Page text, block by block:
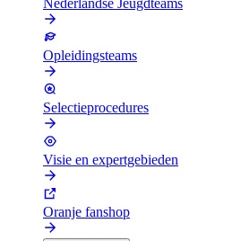
Nederlandse Jeugdteams
Opleidingsteams
Selectieprocedures
Visie en expertgebieden
Oranje fanshop